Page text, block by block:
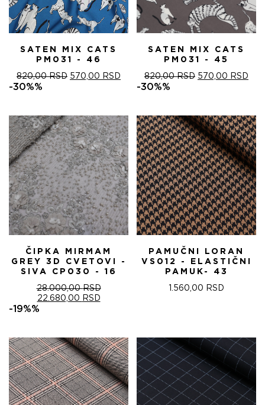
SATEN MIX CATS
PM031 - 46
820,00RSD ОРИГИНАЛНА
820,00 RSD.
570,00 RSD ТРЕНУТНА
ЦЕНА
-30%%
SATEN MIX CATS
PM031 - 45
820,00RSD ОРИГИНАЛНА
820,00 RSD.
570,00 RSD
-30%%
ČIPKA MIRMAM
GREY 3D CVETOVI -
SIVA CP030 - 16
28.000,00RSD
ОРИГИНАЛНА
ЦЕНА
28.000,00 RSD.
22.680,00 RSDТРЕНУТНА
-19%%
PAMUČNI LORAN
VS012 - ELASTIČNI
PAMUK- 43
1.560,00 RSD